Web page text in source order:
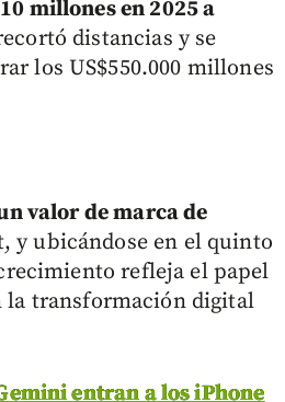
millones en 2025 a
distancias y se
los US$550.000 millones
valor de marca de
y ubicándose en el quinto
refleja el papel
transformación digital
entran a los iPhone